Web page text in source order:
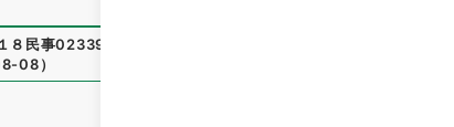
８民事02339100
08）